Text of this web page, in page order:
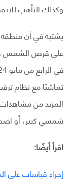
وكذلك التأهب
يشتبه في أن
تماشيًا مع نظام
المزيد من
شمسي كبير، أو
اقرأ أيضًا:
إجراء قياسات على